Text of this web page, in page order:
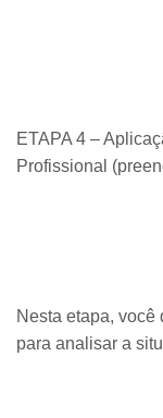
ETAPA 4 –
Profissional
Nesta etapa,
para analisar a